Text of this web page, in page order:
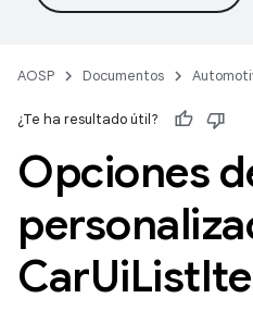
AOSP Documentos
¿Te ha resultado útil?
Opciones
CarUiList